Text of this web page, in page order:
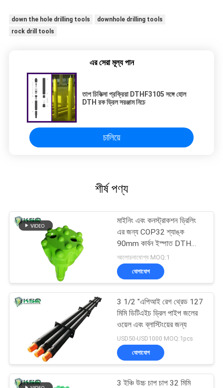
down the hole drilling tools
downhole drilling tools
rock drill tools
এর সেরা মূল্য পান
তাপ চিকিত্সা প্রক্রিয়া DTHF3105 সঙ্গে হোল
DTH রক ড্রিল সরঞ্জাম নিচে
চালিয়ে
শীর্ষ পণ্য
মাইনিং এবং কনস্ট্রাকশন ড্রিলিং
এর জন্য COP32 শ্যাঙ্ক
90mm কার্বন ইস্পাত DTH
ড্রিল বিট
আলোচনাযোগ্য MOQ:1
যোগাযোগ
3 1/2 "এপিআই রেগ থ্রেড 127
মিমি ডিটিএইচ ড্রিল পাইপ জলের
ওয়েল এবং ব্লাস্টিংয়ের জন্য
USD50-USD1000 MOQ:1pcs
যোগাযোগ
3 ইঞ্চি উচ্চ চাপ চাপ 32 মিমি